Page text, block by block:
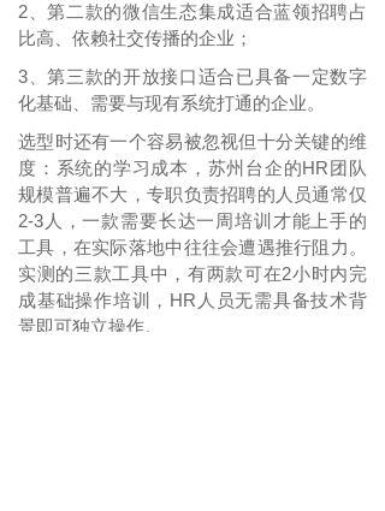
2、第二款的微信生态集成适合蓝领招聘占
比高、依赖社交传播的企业；
3、第三款的开放接口适合已具备一定数字
化基础、需要与现有系统打通的企业。
选型时还有一个容易被忽视但十分关键的维
度：系统的学习成本，苏州台企的HR团队
规模普遍不大，专职负责招聘的人员通常仅
2-3人，一款需要长达一周培训才能上手的
工具，在实际落地中往往会遭遇推行阻力。
实测的三款工具中，有两款可在2小时内完
成基础操作培训，HR人员无需具备技术背
景即可独立操作。